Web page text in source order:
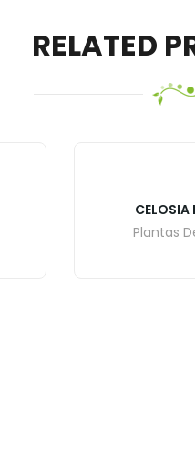
RELATED
CELOSIA
Plantas